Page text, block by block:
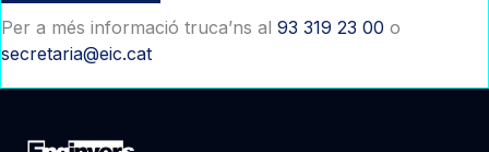
Per a més informació truca’ns al 93 319 23 00 o
secretaria@eic.cat